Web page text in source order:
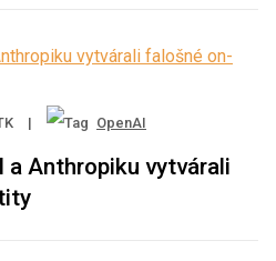
| OpenAI
a Anthropiku vytvárali